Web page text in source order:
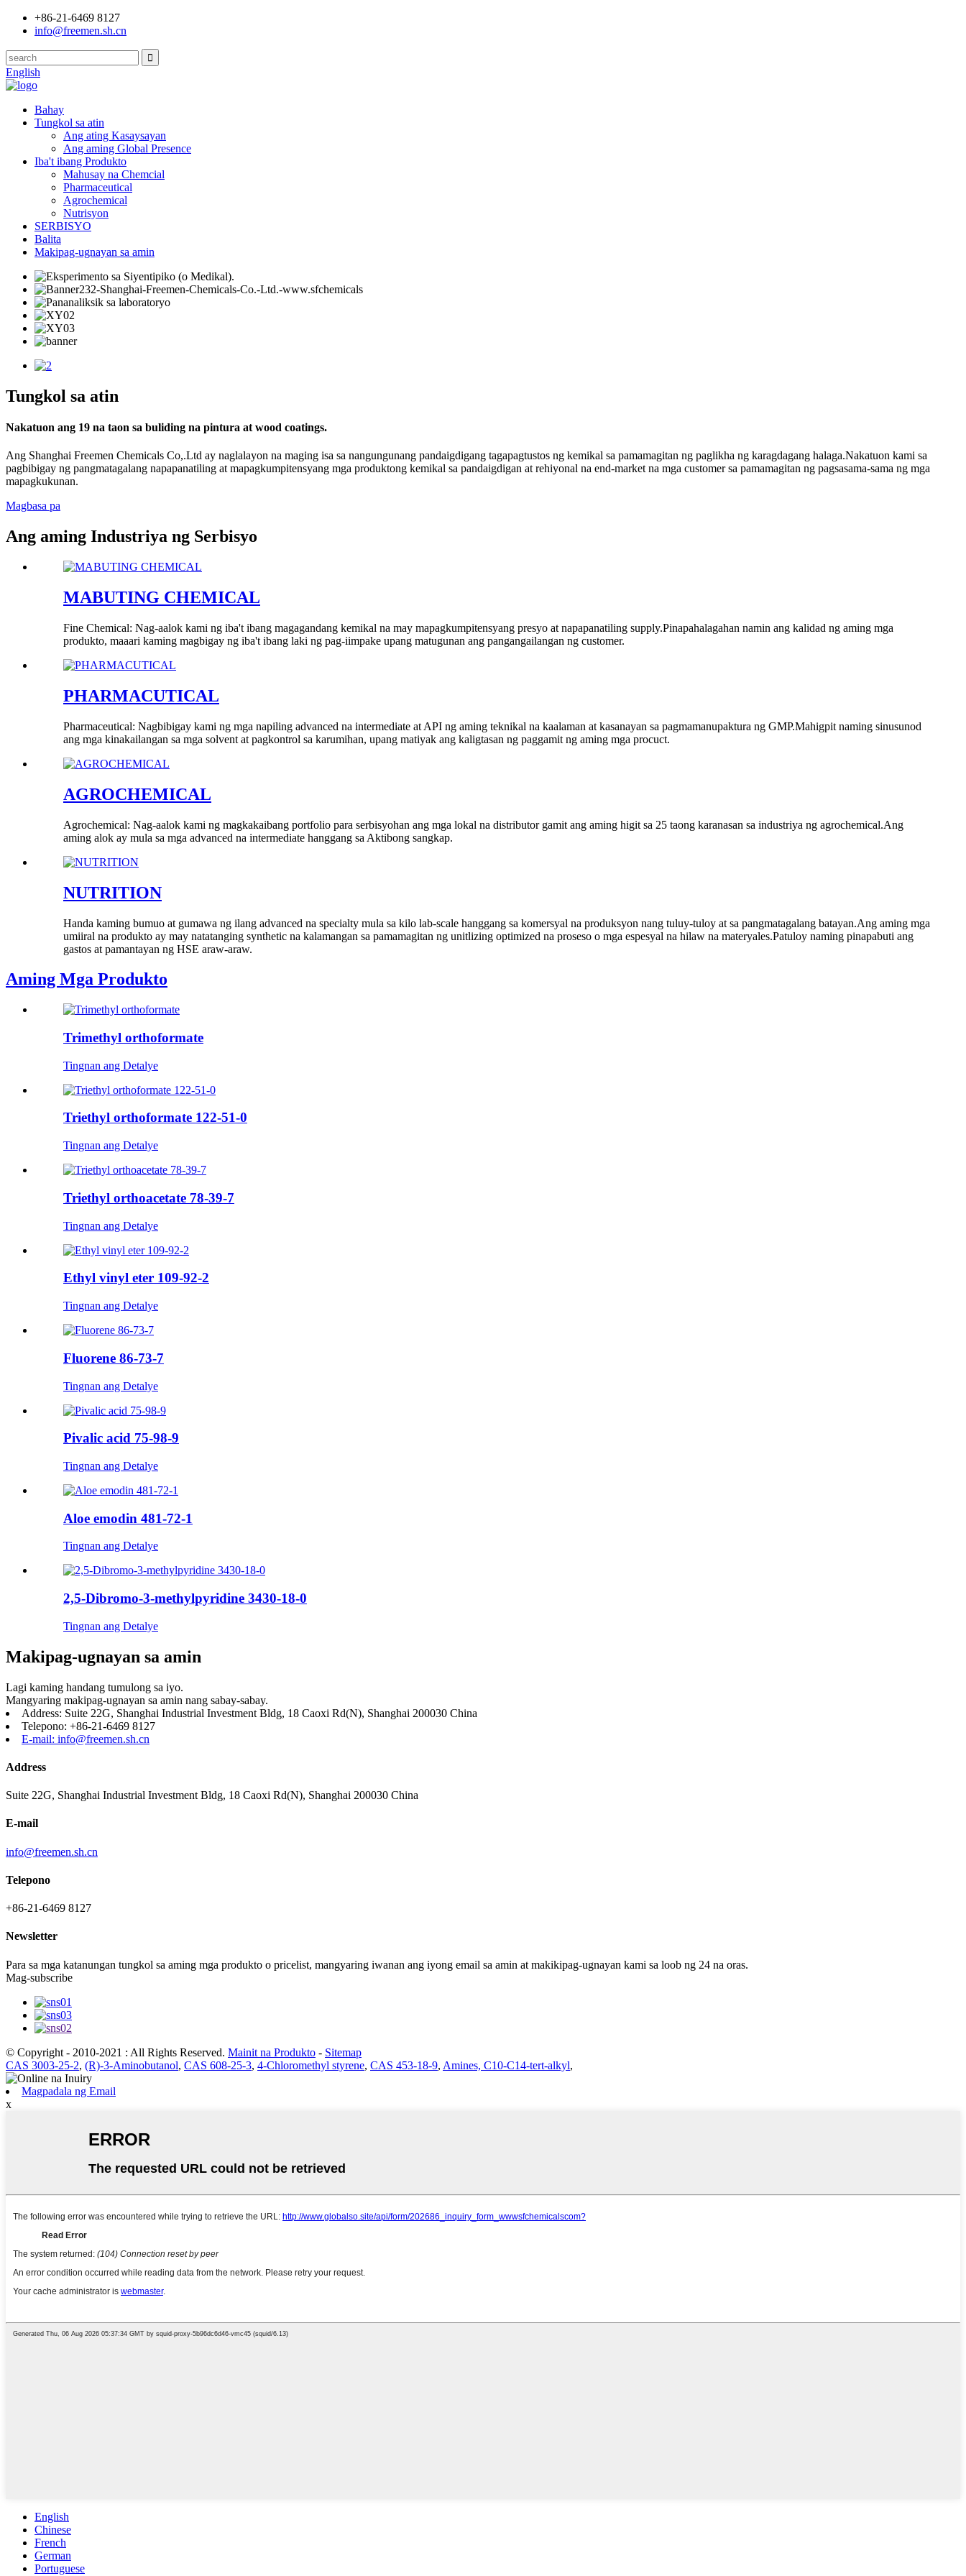
+86-21-6469 8127
info@freemen.sh.cn
English
Bahay
Tungkol sa atin
Ang ating Kasaysayan
Ang aming Global Presence
Iba't ibang Produkto
Mahusay na Chemcial
Pharmaceutical
Agrochemical
Nutrisyon
SERBISYO
Balita
Makipag-ugnayan sa amin
Tungkol sa atin
Nakatuon ang 19 na taon sa buliding na pintura at wood coatings.
Ang Shanghai Freemen Chemicals Co,.Ltd ay naglalayon na maging isa sa nangungunang pandaigdigang tagapagtustos ng kemikal sa pamamagitan ng paglikha ng karagdagang halaga.Nakatuon kami sa
pagbibigay ng pangmatagalang napapanatiling at mapagkumpitensyang mga produktong kemikal sa pandaigdigan at rehiyonal na end-market na mga customer sa pamamagitan ng pagsasama-sama ng mga
mapagkukunan.
Magbasa pa
Ang aming Industriya ng Serbisyo
MABUTING CHEMICAL
Fine Chemical: Nag-aalok kami ng iba't ibang magagandang kemikal na may mapagkumpitensyang presyo at napapanatiling supply.Pinapahalagahan namin ang kalidad ng aming mga
produkto, maaari kaming magbigay ng iba't ibang laki ng pag-iimpake upang matugunan ang pangangailangan ng customer.
PHARMACUTICAL
Pharmaceutical: Nagbibigay kami ng mga napiling advanced na intermediate at API ng aming teknikal na kaalaman at kasanayan sa pagmamanupaktura ng GMP.Mahigpit naming sinusunod
ang mga kinakailangan sa mga solvent at pagkontrol sa karumihan, upang matiyak ang kaligtasan ng paggamit ng aming mga procuct.
AGROCHEMICAL
Agrochemical: Nag-aalok kami ng magkakaibang portfolio para serbisyohan ang mga lokal na distributor gamit ang aming higit sa 25 taong karanasan sa industriya ng agrochemical.Ang
aming alok ay mula sa mga advanced na intermediate hanggang sa Aktibong sangkap.
NUTRITION
Handa kaming bumuo at gumawa ng ilang advanced na specialty mula sa kilo lab-scale hanggang sa komersyal na produksyon nang tuluy-tuloy at sa pangmatagalang batayan.Ang aming mga
umiiral na produkto ay may natatanging synthetic na kalamangan sa pamamagitan ng unitlizing optimized na proseso o mga espesyal na hilaw na materyales.Patuloy naming pinapabuti ang
gastos at pamantayan ng HSE araw-araw.
Aming Mga Produkto
Trimethyl orthoformate
Tingnan ang Detalye
Triethyl orthoformate 122-51-0
Tingnan ang Detalye
Triethyl orthoacetate 78-39-7
Tingnan ang Detalye
Ethyl vinyl eter 109-92-2
Tingnan ang Detalye
Fluorene 86-73-7
Tingnan ang Detalye
Pivalic acid 75-98-9
Tingnan ang Detalye
Aloe emodin 481-72-1
Tingnan ang Detalye
2,5-Dibromo-3-methylpyridine 3430-18-0
Tingnan ang Detalye
Makipag-ugnayan sa amin
Lagi kaming handang tumulong sa iyo.
Mangyaring makipag-ugnayan sa amin nang sabay-sabay.
Address: Suite 22G, Shanghai Industrial Investment Bldg, 18 Caoxi Rd(N), Shanghai 200030 China
Telepono: +86-21-6469 8127
E-mail: info@freemen.sh.cn
Address
Suite 22G, Shanghai Industrial Investment Bldg, 18 Caoxi Rd(N), Shanghai 200030 China
E-mail
info@freemen.sh.cn
Telepono
+86-21-6469 8127
Newsletter
Para sa mga katanungan tungkol sa aming mga produkto o pricelist, mangyaring iwanan ang iyong email sa amin at makikipag-ugnayan kami sa loob ng 24 na oras.
Mag-subscribe
© Copyright - 2010-2021 : All Rights Reserved. Mainit na Produkto - Sitemap
CAS 3003-25-2, (R)-3-Aminobutanol, CAS 608-25-3, 4-Chloromethyl styrene, CAS 453-18-9, Amines, C10-C14-tert-alkyl,
Magpadala ng Email
x
English
Chinese
French
German
Portuguese